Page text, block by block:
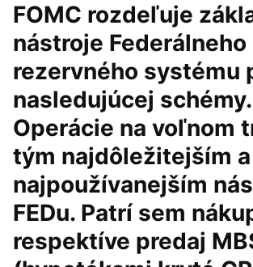
FOMC rozdeľuje
nástroje Federálneho
rezervného systému
nasledujúcej schémy.
Operácie na voľnom
tým najdôležitejším a
najpoužívanejším
FEDu. Patrí sem
respektíve predaj